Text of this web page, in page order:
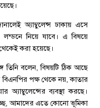
অ্যাম্বুলেন্স ঢাকায় এসে
লন্ডনে নিয়ে যাবে। এ বিষয়ে
করা হয়েছে।
তিনি বলেন, বিষয়টি ঠিক আছে
পক্ষ থেকে নয়, কাতার
অ্যাম্বুলেন্সের ব্যবস্থা করছে।
আমাদের এতে কোনো ভূমিকা